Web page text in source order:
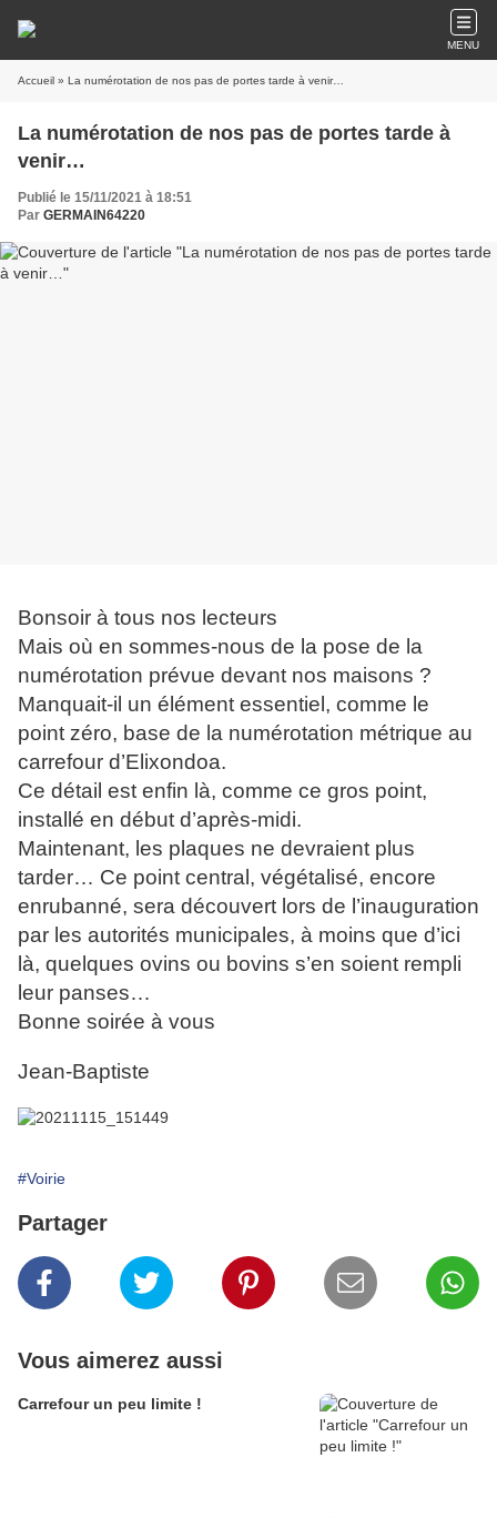
MENU
Accueil » La numérotation de nos pas de portes tarde à venir…
La numérotation de nos pas de portes tarde à
venir…
Publié le 15/11/2021 à 18:51
Par GERMAIN64220
Bonsoir à tous nos lecteurs
Mais où en sommes-nous de la pose de la
numérotation prévue devant nos maisons ?
Manquait-il un élément essentiel, comme le
point zéro, base de la numérotation métrique au
carrefour d’Elixondoa.
Ce détail est enfin là, comme ce gros point,
installé en début d’après-midi.
Maintenant, les plaques ne devraient plus
tarder… Ce point central, végétalisé, encore
enrubanné, sera découvert lors de l’inauguration
par les autorités municipales, à moins que d’ici
là, quelques ovins ou bovins s’en soient rempli
leur panses…
Bonne soirée à vous
Jean-Baptiste
#Voirie
Partager
Vous aimerez aussi
Carrefour un peu limite !